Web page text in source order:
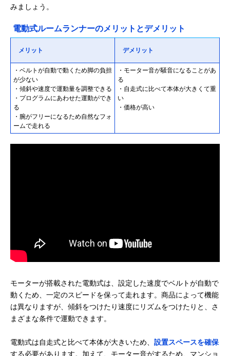
みましょう。
電動式ルームランナーのメリットとデメリット
メリット デメリット
・ベルトが自動で動くため脚の負担
が少ない
・傾斜や速度で運動量を調整できる
・プログラムにあわせた運動ができ
る
・腕がフリーになるため自然なフォ
ームで走れる
・モーター音が騒音になることがあ
る
・自走式に比べて本体が大きくて重
い
・価格が高い
モーターが搭載された電動式は、設定した速度でベルトが自動で
動くため、一定のスピードを保って走れます。商品によって機能
は異なりますが、傾斜をつけたり速度にリズムをつけたりと、さ
まざまな条件で運動できます。
電動式は自走式と比べて本体が大きいため、 設置スペースを確保
する必要があります。加えて、モーター音がするため、マンショ